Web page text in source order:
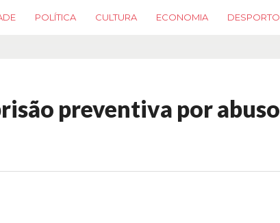
POLÍTICA CULTURA ECONOMIA DESPORTO
preventiva por abuso